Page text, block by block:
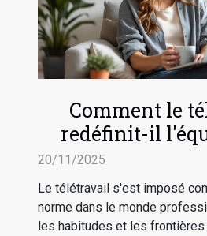
Comment le
redéfinit-il
professionnelle-
20/11/2025
Le télétravail s'est imposé
norme dans le monde
les habitudes et les